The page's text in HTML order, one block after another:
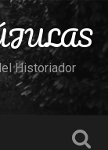
Historiador